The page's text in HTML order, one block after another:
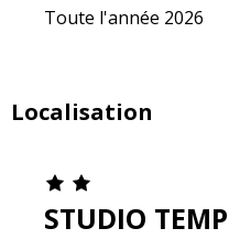
Toute l'année 2026
Localisation
STUDIO